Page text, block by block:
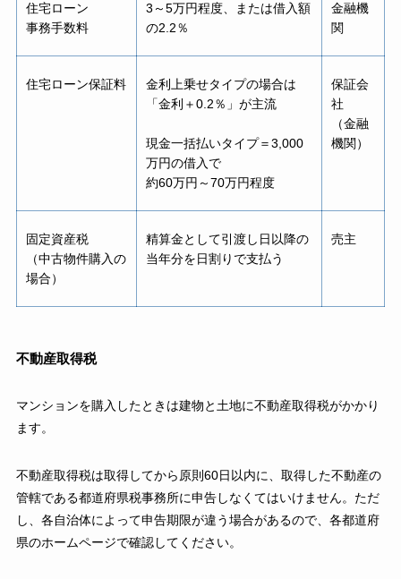
住宅ローン
事務手数料
3～5万円程度、または借入額
の2.2％
金融機
関
住宅ローン保証料
金利上乗せタイプの場合は
「金利＋0.2％」が主流
現金一括払いタイプ＝3,000
万円の借入で
約60万円～70万円程度
保証会
社
（金融
機関）
固定資産税
（中古物件購入の
場合）
精算金として引渡し日以降の
当年分を日割りで支払う
売主
不動産取得税
マンションを購入したときは建物と土地に不動産取得税がかかり
ます。
不動産取得税は取得してから原則60日以内に、取得した不動産の
管轄である都道府県税事務所に申告しなくてはいけません。ただ
し、各自治体によって申告期限が違う場合があるので、各都道府
県のホームページで確認してください。